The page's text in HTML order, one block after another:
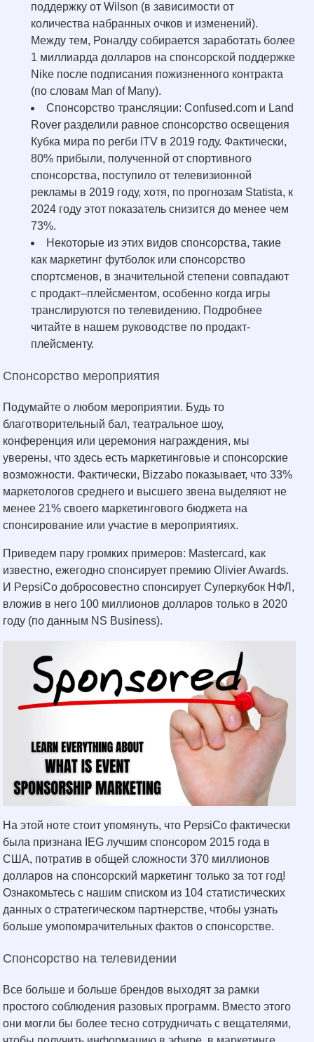
поддержку от Wilson (в зависимости от
количества набранных очков и изменений).
Между тем, Роналду собирается заработать более
1 миллиарда долларов на спонсорской поддержке
Nike после подписания пожизненного контракта
(по словам Man of Many).
Спонсорство трансляции: Confused.com и Land
Rover разделили равное спонсорство освещения
Кубка мира по регби ITV в 2019 году. Фактически,
80% прибыли, полученной от спортивного
спонсорства, поступило от телевизионной
рекламы в 2019 году, хотя, по прогнозам Statista, к
2024 году этот показатель снизится до менее чем
73%.
Некоторые из этих видов спонсорства, такие
как маркетинг футболок или спонсорство
спортсменов, в значительной степени совпадают
с продакт–плейсментом, особенно когда игры
транслируются по телевидению. Подробнее
читайте в нашем руководстве по продакт-
плейсменту.
Спонсорство мероприятия
Подумайте о любом мероприятии. Будь то
благотворительный бал, театральное шоу,
конференция или церемония награждения, мы
уверены, что здесь есть маркетинговые и спонсорские
возможности. Фактически, Bizzabo показывает, что 33%
маркетологов среднего и высшего звена выделяют не
менее 21% своего маркетингового бюджета на
спонсирование или участие в мероприятиях.
Приведем пару громких примеров: Mastercard, как
известно, ежегодно спонсирует премию Olivier Awards.
И PepsiCo добросовестно спонсирует Суперкубок НФЛ,
вложив в него 100 миллионов долларов только в 2020
году (по данным NS Business).
На этой ноте стоит упомянуть, что PepsiCo фактически
была признана IEG лучшим спонсором 2015 года в
США, потратив в общей сложности 370 миллионов
долларов на спонсорский маркетинг только за тот год!
Ознакомьтесь с нашим списком из 104 статистических
данных о стратегическом партнерстве, чтобы узнать
больше умопомрачительных фактов о спонсорстве.
Спонсорство на телевидении
Все больше и больше брендов выходят за рамки
простого соблюдения разовых программ. Вместо этого
они могли бы более тесно сотрудничать с вещателями,